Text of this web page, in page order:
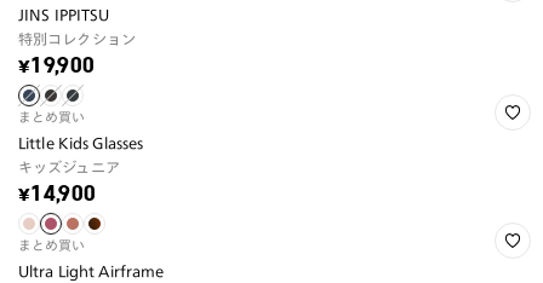
JINS IPPITSU
特別コレクション
¥19,900
まとめ買い
Little Kids Glasses
キッズジュニア
¥14,900
まとめ買い
Ultra Light Airframe